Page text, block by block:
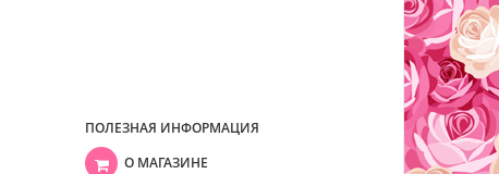
ПОЛЕЗНАЯ ИНФОРМАЦИЯ
О МАГАЗИНЕ